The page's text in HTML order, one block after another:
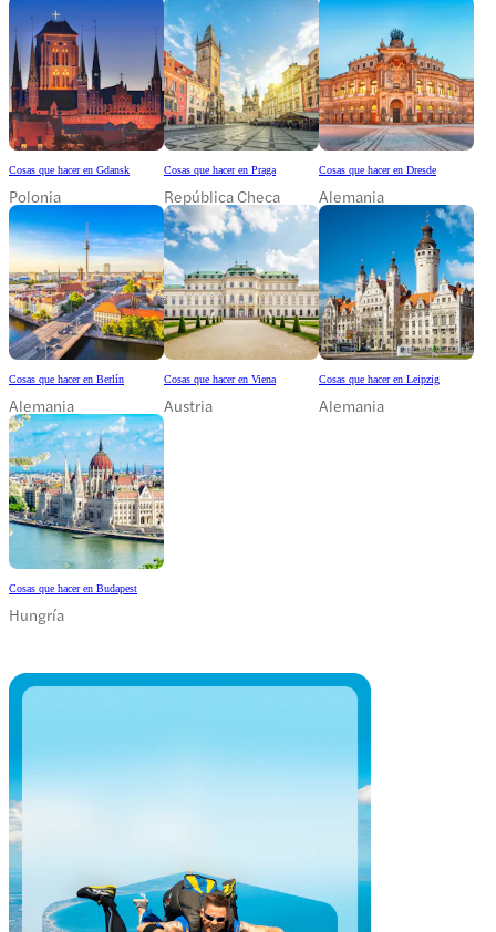
Cosas que hacer en Gdansk
Polonia
Cosas que hacer en Praga
República Checa
Cosas que hacer en Dresde
Alemania
Cosas que hacer en Berlín
Alemania
Cosas que hacer en Viena
Austria
Cosas que hacer en Leipzig
Alemania
Cosas que hacer en Budapest
Hungría